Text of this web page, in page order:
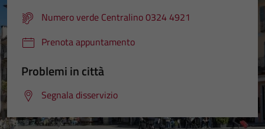
Numero verde Centralino 0324 4921
Prenota appuntamento
Problemi in città
Segnala disservizio